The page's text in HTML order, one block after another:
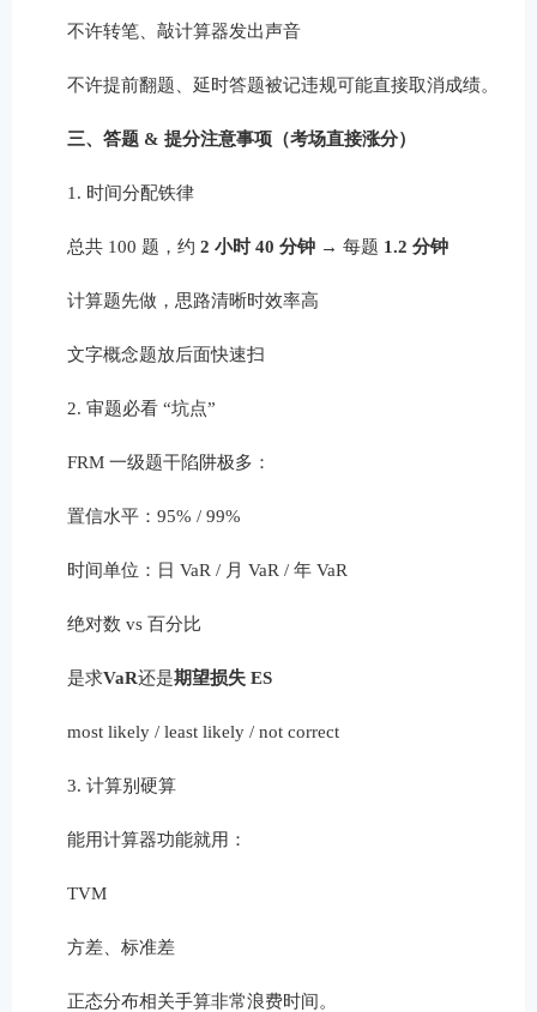
不许转笔、敲计算器发出声音
不许提前翻题、延时答题被记违规可能直接取消成绩。
三、答题 & 提分注意事项（考场直接涨分）
1. 时间分配铁律
总共 100 题，约 2 小时 40 分钟→ 每题 1.2 分钟
计算题先做，思路清晰时效率高
文字概念题放后面快速扫
2. 审题必看 “坑点”
FRM 一级题干陷阱极多：
置信水平：95% / 99%
时间单位：日 VaR / 月 VaR / 年 VaR
绝对数 vs 百分比
是求VaR还是期望损失 ES
most likely / least likely / not correct
3. 计算别硬算
能用计算器功能就用：
TVM
方差、标准差
正态分布相关手算非常浪费时间。